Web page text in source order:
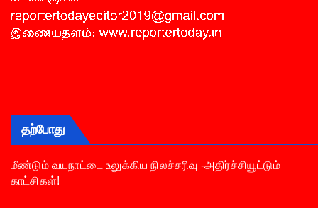
தற்போது
மீண்டும் வயநாட்டை உலுக்கிய நிலச்சரிவு -அதிர்ச்சியூட்டும்
காட்சிகள்!